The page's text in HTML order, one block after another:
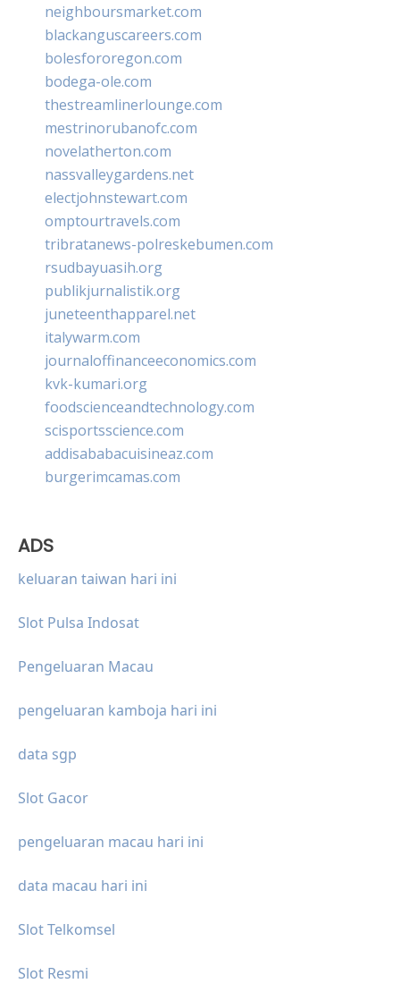
neighboursmarket.com
blackanguscareers.com
bolesfororegon.com
bodega-ole.com
thestreamlinerlounge.com
mestrinorubanofc.com
novelatherton.com
nassvalleygardens.net
electjohnstewart.com
omptourtravels.com
tribratanews-polreskebumen.com
rsudbayuasih.org
publikjurnalistik.org
juneteenthapparel.net
italywarm.com
journaloffinanceeconomics.com
kvk-kumari.org
foodscienceandtechnology.com
scisportsscience.com
addisababacuisineaz.com
burgerimcamas.com
ADS
keluaran taiwan hari ini
Slot Pulsa Indosat
Pengeluaran Macau
pengeluaran kamboja hari ini
data sgp
Slot Gacor
pengeluaran macau hari ini
data macau hari ini
Slot Telkomsel
Slot Resmi